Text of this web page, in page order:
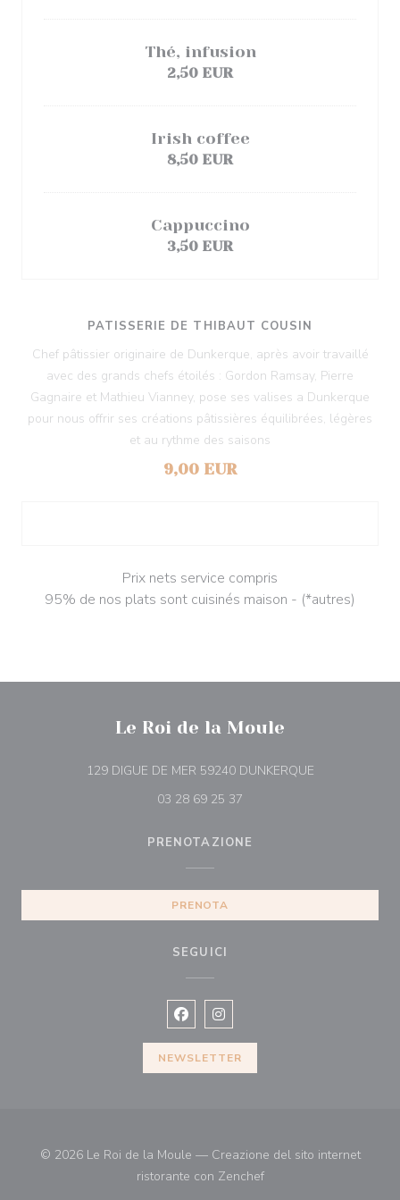
Thé, infusion
2,50 EUR
Irish coffee
8,50 EUR
Cappuccino
3,50 EUR
PATISSERIE DE THIBAUT COUSIN
Chef pâtissier originaire de Dunkerque, après avoir travaillé
avec des grands chefs étoilés : Gordon Ramsay, Pierre
Gagnaire et Mathieu Vianney, pose ses valises a Dunkerque
pour nous offrir ses créations pâtissières équilibrées, légères
et au rythme des saisons
9,00 EUR
Prix nets service compris
95% de nos plats sont cuisinés maison - (*autres)
Le Roi de la Moule
129 DIGUE DE MER 59240 DUNKERQUE((apre una
03 28 69 25 37
PRENOTAZIONE
PRENOTA
SEGUICI
Facebook ((apre una nuova
Instagram ((apre una nuova
NEWSLETTER
© 2026 Le Roi de la Moule — Creazione del sito internet
ristorante con Zenchef((apre una nuova